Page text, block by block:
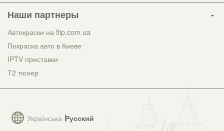
Українська Русский
Наши партнеры
Автокраски на flip.com.ua
Покраска авто в Киеве
IPTV приставки
Т2 тюнер